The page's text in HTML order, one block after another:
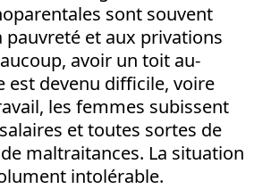
sont souvent
pauvreté et aux privations
avoir un toit au-
est devenu difficile, voire
les femmes subissent
et toutes sortes de
maltraitances. La situation
intolérable.